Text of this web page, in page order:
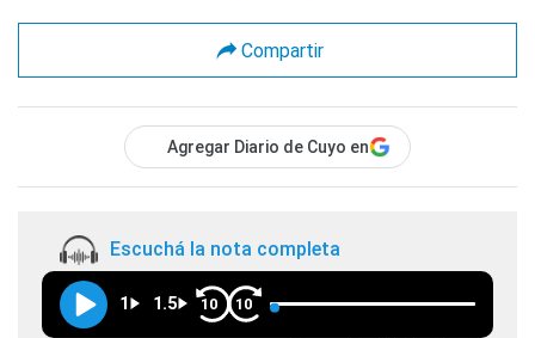
Compartir
Agregar Diario de Cuyo en
Escuchá la nota completa
1 1.5 10 10